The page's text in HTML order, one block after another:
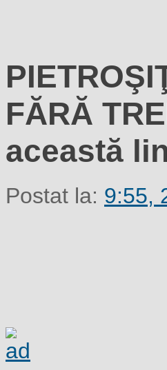
FĂRĂ
această
Postat la: 9:55,